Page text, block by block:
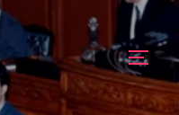
サイド